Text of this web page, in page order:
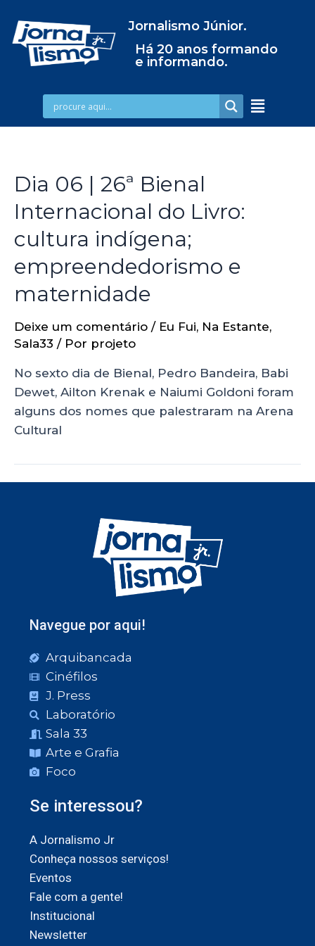
Jornalismo Júnior.
Há 20 anos formando
e informando.
Dia 06 | 26ª Bienal
Internacional do Livro:
cultura indígena;
empreendedorismo e
maternidade
Deixe um comentário / Eu Fui, Na Estante,
Sala33 / Por projeto
No sexto dia de Bienal, Pedro Bandeira, Babi
Dewet, Ailton Krenak e Naiumi Goldoni foram
alguns dos nomes que palestraram na Arena
Cultural
Navegue por aqui!
Arquibancada
Cinéfilos
J. Press
Laboratório
Sala 33
Arte e Grafia
Foco
Se interessou?
A Jornalismo Jr
Conheça nossos serviços!
Eventos
Fale com a gente!
Institucional
Newsletter